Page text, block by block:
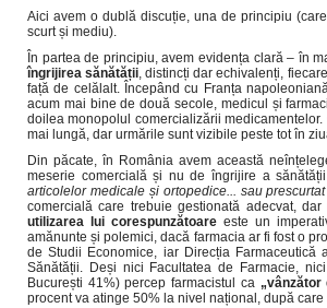
Aici avem o dublă discuție, una de principiu
scurt și mediu).
În partea de principiu, avem evidența clară – în
îngrijirea sănătății, distincți dar echivalenți,
față de celălalt. Începând cu Franța
acum mai bine de două secole, medicul și
doilea monopolul comercializării
mai lungă, dar urmările sunt vizibile peste tot în
Din păcate, în România avem această
meserie comercială și nu de îngrijire a
articolelor medicale și ortopedice... sau
comercială care trebuie gestionată adecvat,
utilizarea lui corespunzătoareeste un
amănunte și polemici, dacă farmacia ar fi fost o
de Studii Economice, iar Direcția
Sănătății. Deși nici Facultatea de Farmacie,
București 41%) percep farmacistul ca „vânzător
procent va atinge 50% la nivel național, după